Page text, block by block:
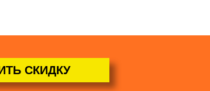
СКИДКУ